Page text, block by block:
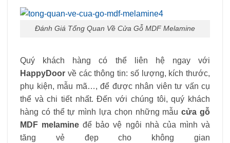
Đánh Giá Tổng Quan Về Cửa Gỗ MDF Melamine
Quý khách hàng có thể liên hệ ngay với
HappyDoor về các thông tin: số lượng, kích thước,
phụ kiện, mẫu mã…, để được nhân viên tư vấn cụ
thể và chi tiết nhất. Đến với chúng tôi, quý khách
hàng có thể tự mình lựa chọn những mẫucửa gỗ
MDF melamine để bảo vệ ngôi nhà của mình và
tăng vẻ đẹp cho không gian